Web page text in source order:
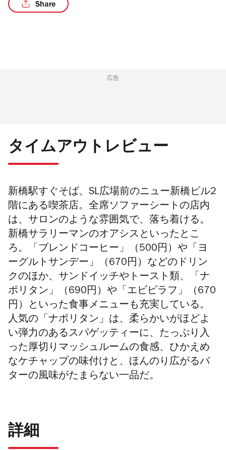
Share
広告
タイムアウトレビュー
新橋駅すぐそば、SL広場前のニュー新橋ビル2
階にある喫茶店。全席ソファーシートの店内
は、サロンのような雰囲気で、落ち着ける。
新橋サラリーマンのオアシスといったとこ
ろ。「ブレンドコーヒー」（500円）や「ヨ
ーグルトサンデー」（670円）などのドリン
クのほか、サンドイッチやトースト類、「ナ
ポリタン」（690円）や「エビピラフ」（670
円）といった食事メニューも充実している。
人気の「ナポリタン」は、柔らかいがほどよ
い弾力のあるスパゲッティーに、たっぷり入
った厚切りマッシュルームの食感、ひかえめ
なケチャップの味付けと、ほんのり広がるバ
ターの風味がたまらない一品だ。
詳細